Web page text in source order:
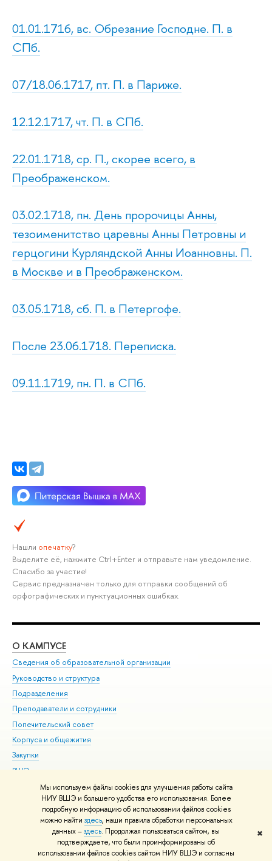
Мы используем файлы cookies для улучшения работы сайта
НИУ ВШЭ и большего удобства его использования. Более
подробную информацию об использовании файлов cookies
можно найти здесь, наши правила обработки персональных
данных –здесь. Продолжая пользоваться сайтом, вы
подтверждаете, что были проинформированы об
использовании файлов cookies сайтом НИУ ВШЭ и согласны
✖
01.01.1716, вс. Обрезание Господне. П. в
СПб.
07/18.06.1717, пт. П. в Париже.
12.12.1717, чт. П. в СПб.
22.01.1718, ср. П., скорее всего, в
Преображенском.
03.02.1718, пн. День пророчицы Анны,
тезоименитство царевны Анны Петровны и
герцогини Курляндской Анны Иоанновны. П.
в Москве и в Преображенском.
03.05.1718, сб. П. в Петергофе.
После 23.06.1718. Переписка.
09.11.1719, пн. П. в СПб.
Нашли опечатку?
Выделите её, нажмите Ctrl+Enter и отправьте нам уведомление.
Спасибо за участие!
Сервис предназначен только для отправки сообщений об
орфографических и пунктуационных ошибках.
О КАМПУСЕ
Сведения об образовательной организации
Руководство и структура
Подразделения
Преподаватели и сотрудники
Попечительский совет
Корпуса и общежития
Закупки
ВШЭ для студентов с ограниченными возможностями
здоровья и инвалидностью
Версия для слабовидящих
Единая платежная страница
© НИУ ВШЭ 1993–2026 Адреса и контакты Условия использования